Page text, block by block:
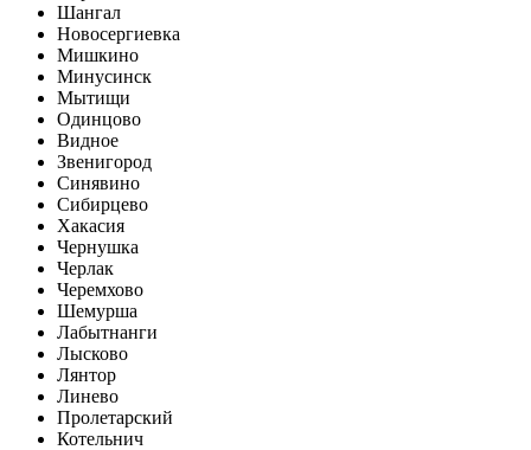
Шангал
Новосергиевка
Мишкино
Минусинск
Мытищи
Одинцово
Видное
Звенигород
Синявино
Сибирцево
Хакасия
Чернушка
Черлак
Черемхово
Шемурша
Лабытнанги
Лысково
Лянтор
Линево
Пролетарский
Котельнич